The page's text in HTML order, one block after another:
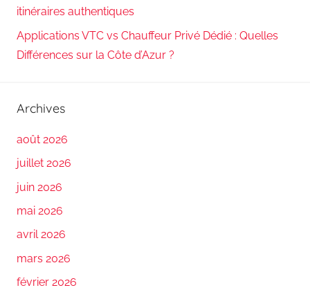
itinéraires authentiques
Applications VTC vs Chauffeur Privé Dédié : Quelles
Différences sur la Côte d’Azur ?
Archives
août 2026
juillet 2026
juin 2026
mai 2026
avril 2026
mars 2026
février 2026